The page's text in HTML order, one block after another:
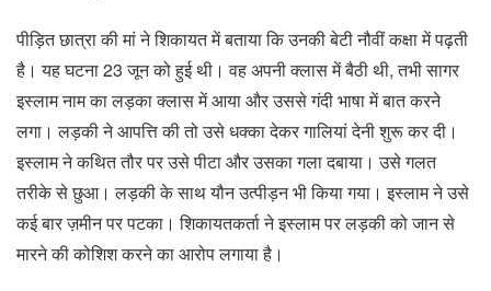
पीड़ित छात्रा की मां ने शिकायत में बताया कि उनकी बेटी नौवीं कक्षा में पढ़ती
है। यह घटना 23 जून को हुई थी। वह अपनी क्लास में बैठी थी, तभी सागर
इस्लाम नाम का लड़का क्लास में आया और उससे गंदी भाषा में बात करने
लगा। लड़की ने आपत्ति की तो उसे धक्का देकर गालियां देनी शुरू कर दी।
इस्लाम ने कथित तौर पर उसे पीटा और उसका गला दबाया। उसे गलत
तरीके से छुआ। लड़की के साथ यौन उत्पीड़न भी किया गया। इस्लाम ने उसे
कई बार ज़मीन पर पटका। शिकायतकर्ता ने इस्लाम पर लड़की को जान से
मारने की कोशिश करने का आरोप लगाया है।